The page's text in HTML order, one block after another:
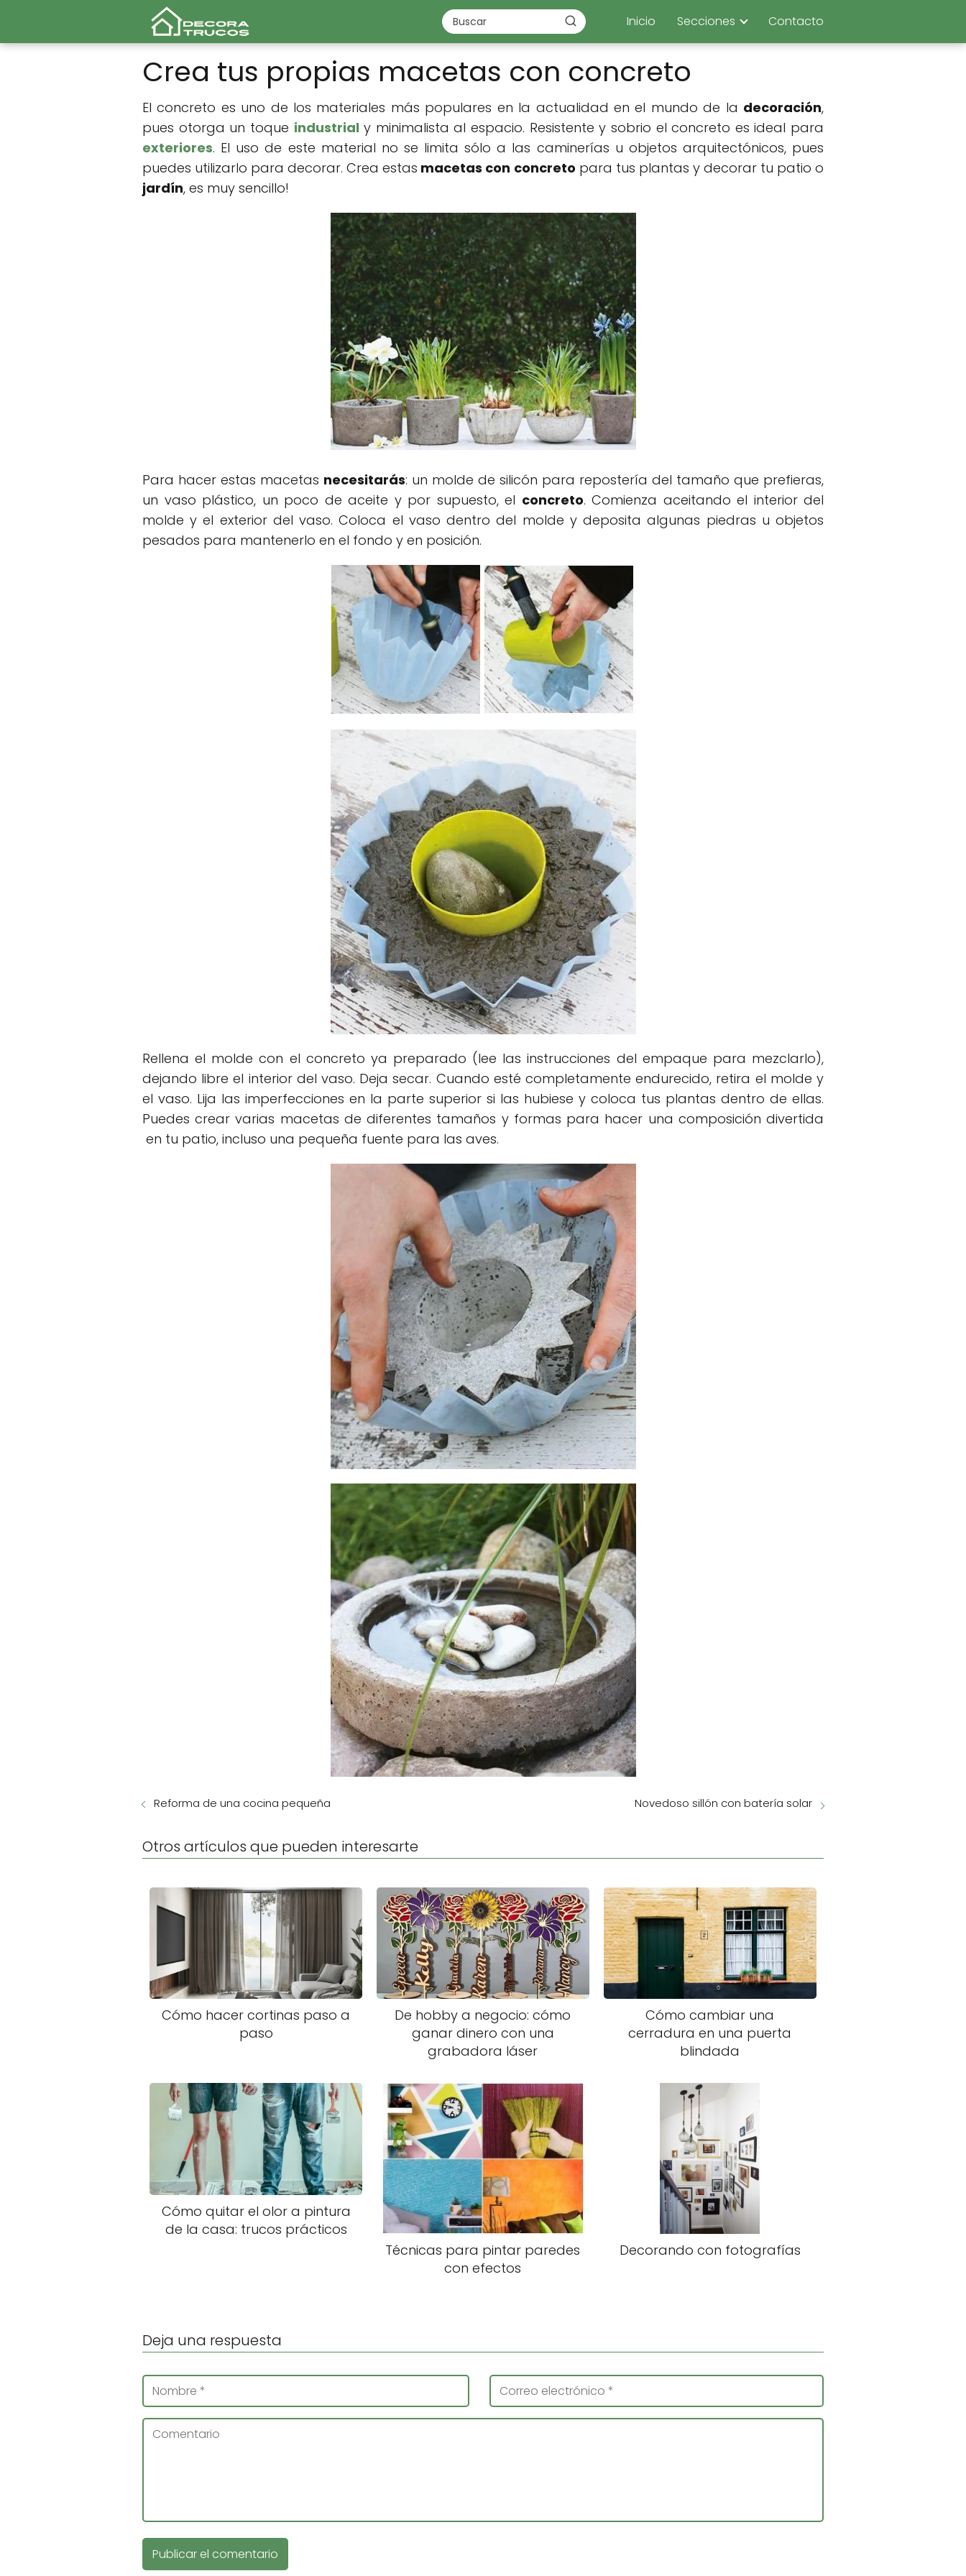
Inicio Secciones Contacto
Crea tus propias macetas con concreto
El concreto es uno de los materiales más populares en la actualidad en el mundo de la decoración,
pues otorga un toque industrial y minimalista al espacio. Resistente y sobrio el concreto es ideal para
exteriores. El uso de este material no se limita sólo a las caminerías u objetos arquitectónicos, pues
puedes utilizarlo para decorar. Crea estas macetas con concreto para tus plantas y decorar tu patio o
jardín, es muy sencillo!
Para hacer estas macetas necesitarás: un molde de silicón para repostería del tamaño que prefieras,
un vaso plástico, un poco de aceite y por supuesto, el concreto. Comienza aceitando el interior del
molde y el exterior del vaso. Coloca el vaso dentro del molde y deposita algunas piedras u objetos
pesados para mantenerlo en el fondo y en posición.
Rellena el molde con el concreto ya preparado (lee las instrucciones del empaque para mezclarlo),
dejando libre el interior del vaso. Deja secar. Cuando esté completamente endurecido, retira el molde y
el vaso. Lija las imperfecciones en la parte superior si las hubiese y coloca tus plantas dentro de ellas.
Puedes crear varias macetas de diferentes tamaños y formas para hacer una composición divertida
en tu patio, incluso una pequeña fuente para las aves.
Reforma de una cocina pequeña Novedoso sillón con batería solar
Otros artículos que pueden interesarte
Cómo hacer cortinas paso a
paso
De hobby a negocio: cómo
ganar dinero con una
grabadora láser
Cómo cambiar una
cerradura en una puerta
blindada
Cómo quitar el olor a pintura
de la casa: trucos prácticos
Técnicas para pintar paredes
con efectos
Decorando con fotografías
Deja una respuesta